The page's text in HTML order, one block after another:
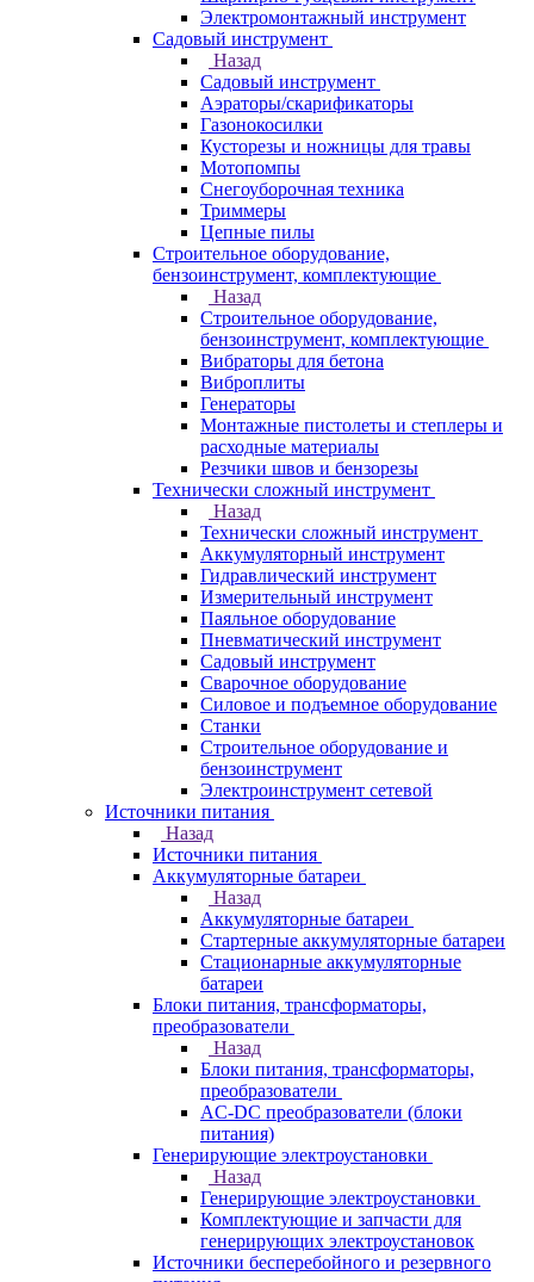
Электромонтажный инструмент
Садовый инструмент
Назад
Садовый инструмент
Аэраторы/скарификаторы
Газонокосилки
Кусторезы и ножницы для травы
Мотопомпы
Снегоуборочная техника
Триммеры
Цепные пилы
Строительное оборудование,
бензоинструмент, комплектующие
Назад
Строительное оборудование,
бензоинструмент, комплектующие
Вибраторы для бетона
Виброплиты
Генераторы
Монтажные пистолеты и степлеры и
расходные материалы
Резчики швов и бензорезы
Технически сложный инструмент
Назад
Технически сложный инструмент
Аккумуляторный инструмент
Гидравлический инструмент
Измерительный инструмент
Паяльное оборудование
Пневматический инструмент
Садовый инструмент
Сварочное оборудование
Силовое и подъемное оборудование
Станки
Строительное оборудование и
бензоинструмент
Электроинструмент сетевой
Источники питания
Назад
Источники питания
Аккумуляторные батареи
Назад
Аккумуляторные батареи
Стартерные аккумуляторные батареи
Стационарные аккумуляторные
батареи
Блоки питания, трансформаторы,
преобразователи
Назад
Блоки питания, трансформаторы,
преобразователи
AC-DC преобразователи (блоки
питания)
Генерирующие электроустановки
Назад
Генерирующие электроустановки
Комплектующие и запчасти для
генерирующих электроустановок
Источники бесперебойного и резервного